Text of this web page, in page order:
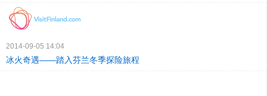
2014-09-05 14:04
冰火奇遇——踏入芬兰冬季探险旅程